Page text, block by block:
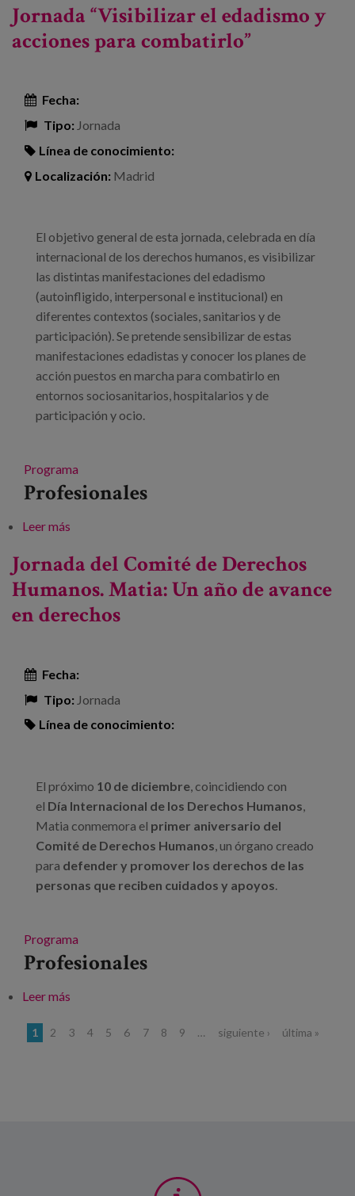
metrópolis del mundo
Jornada “Visibilizar el edadismo y
acciones para combatirlo”
Fecha:
Tipo: Jornada
Línea de conocimiento:
Localización: Madrid
El objetivo general de esta jornada, celebrada en día
internacional de los derechos humanos, es visibilizar
las distintas manifestaciones del edadismo
(autoinfligido, interpersonal e institucional) en
diferentes contextos (sociales, sanitarios y de
participación). Se pretende sensibilizar de estas
manifestaciones edadistas y conocer los planes de
acción puestos en marcha para combatirlo en
entornos sociosanitarios, hospitalarios y de
participación y ocio.
Programa
Profesionales
Leer más
Jornada del Comité de Derechos
Humanos. Matia: Un año de avance
en derechos
Fecha:
Tipo: Jornada
Línea de conocimiento:
El próximo 10 de diciembre, coincidiendo con
el Día Internacional de los Derechos Humanos,
Matia conmemora el primer aniversario del
Comité de Derechos Humanos, un órgano creado
para defender y promover los derechos de las
personas que reciben cuidados y apoyos.
Programa
Profesionales
Leer más
Páginas
1 2 3 4 5 6 7 8 9 … siguiente › última »